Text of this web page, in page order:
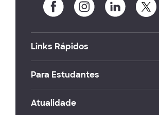
Links Rápidos
Para Estudantes
Atualidade